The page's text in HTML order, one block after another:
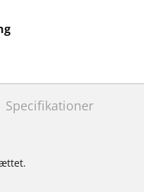
Specifikationer